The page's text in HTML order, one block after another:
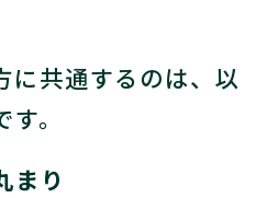
に共通するのは、以
。
まり